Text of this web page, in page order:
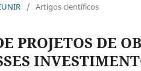
/ Artigos científicos
PROJETOS DE